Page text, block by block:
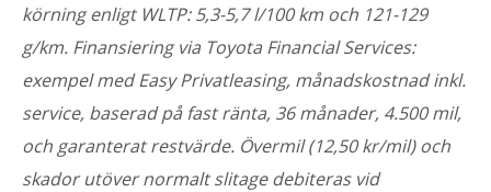
körning enligt WLTP: 5,3-5,7 l/100 km och 121-129
g/km. Finansiering via Toyota Financial Services:
exempel med Easy Privatleasing, månadskostnad inkl.
service, baserad på fast ränta, 36 månader, 4.500 mil,
och garanterat restvärde. Övermil (12,50 kr/mil) och
skador utöver normalt slitage debiteras vid